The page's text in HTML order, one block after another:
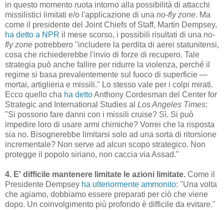
in questo momento ruota intorno alla possibilità di attacchi
missilistici limitati e/o l'applicazione di una no-fly zone. Ma
come il presidente del Joint Chiefs of Staff, Martin Dempsey,
ha detto a NPR il mese scorso, i possibili risultati di una no-
fly zone potrebbero "includere la perdita di aerei statunitensi,
cosa che richiederebbe l'invio di forze di recupero. Tale
strategia può anche fallire per ridurre la violenza, perché il
regime si basa prevalentemente sul fuoco di superficie —
mortai, artiglieria e missili." Lo stesso vale per i colpi mirati.
Ecco quello cha ha dettoAnthony Cordesman del Center for
Strategic and International Studies al Los Angeles Times:
"Si possono fare danni con i missili cruise? Sì. Si può
impedire loro di usare armi chimiche? Vorrei che la risposta
sia no. Bisognerebbe limitarsi solo ad una sorta di ritorsione
incrementale? Non serve ad alcun scopo strategico. Non
protegge il popolo siriano, non caccia via Assad."
4. E' difficile mantenere limitate le azioni limitate. Come il
Presidente Dempsey ha ulteriormente ammonito: "Una volta
che agiamo, dobbiamo essere preparati per ciò che viene
dopo. Un coinvolgimento più profondo è difficile da evitare."